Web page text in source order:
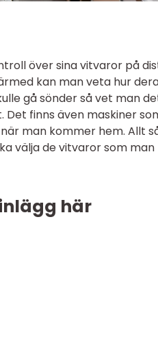
över sina vitvaror på
kan man veta hur
gå sönder så vet man
finns även maskiner
man kommer hem. Allt
välja de vitvaror som
här